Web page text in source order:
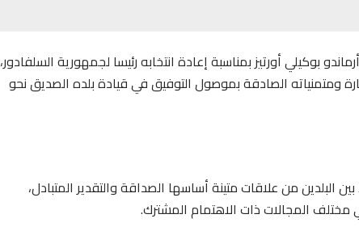
بوكيلي أورتيز بمناسبة إعادة انتخابه رئيسا لجمهورية السلفادور،
ومتمنياته الصادقة بموصول التوفيق في قيادة بلده الصديق نحو
البلدين من علاقات متينة أساسها الصداقة والتقدير المتبادل،
مختلف المجالات ذات الاهتمام المشترك.